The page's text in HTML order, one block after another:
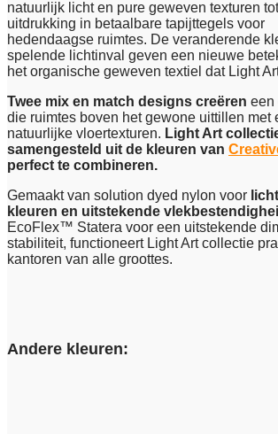
natuurlijk licht en pure geweven texturen tot
uitdrukking in betaalbare tapijttegels voor
hedendaagse ruimtes. De veranderende
spelende lichtinval geven een nieuwe
het organische geweven textiel dat Light
Twee mix en match designs creëren een
die ruimtes boven het gewone uittillen met
natuurlijke vloertexturen. Light Art
samengesteld uit de kleuren van
perfect te combineren.
Gemaakt van solution dyed nylon voor
kleuren en uitstekende
EcoFlex™ Statera voor een uitstekende
stabiliteit, functioneert Light Art collectie
kantoren van alle groottes.
Andere kleuren: